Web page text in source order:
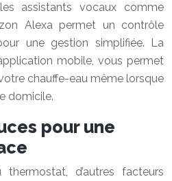
assistants vocaux comme
Alexa permet un contrôle
une gestion simplifiée. La
mobile, vous permet
chauffe-eau même lorsque
domicile.
pour une
d’autres facteurs